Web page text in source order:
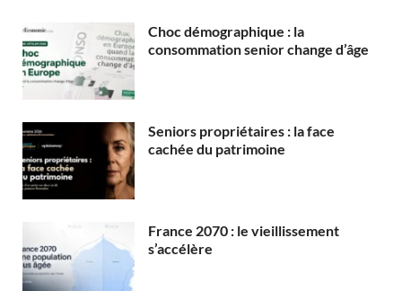
Choc démographique : la
consommation senior change d’âge
Seniors propriétaires : la face
cachée du patrimoine
France 2070 : le vieillissement
s’accélère